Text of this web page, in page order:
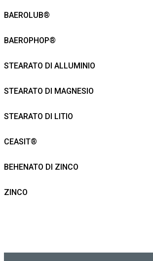
BAEROLUB®
BAEROPHOP®
STEARATO DI ALLUMINIO
STEARATO DI MAGNESIO
STEARATO DI LITIO
CEASIT®
BEHENATO DI ZINCO
ZINCO